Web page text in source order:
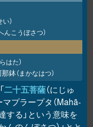
）
んこうぼさつ）
はた）
那鉢（まかなはつ）
二十五菩薩（にじゅ
マプラープタ（Mahā-
する」という意味を